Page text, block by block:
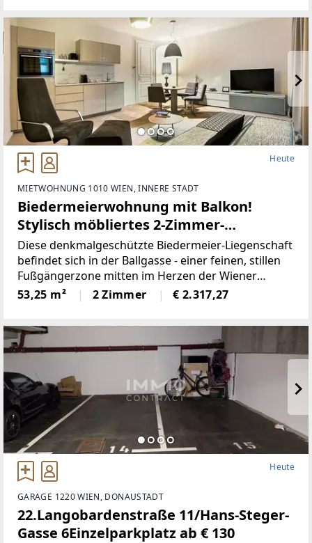
Heute
MIETWOHNUNG 1010 WIEN, INNERE STADT
Biedermeierwohnung mit Balkon!
Stylisch möbliertes 2-Zimmer-
Apartment in Fußgängerzone!
Diese denkmalgeschützte Biedermeier-Liegenschaft
befindet sich in der Ballgasse - einer feinen, stillen
Fußgängerzone mitten im Herzen der Wiener
Innenstadt, die ein bemerkenswertes Ensemble aus
josephinischen Wohnhäusern aufweist. 1772/73
53,25 m² 2 Zimmer € 2.317,27
Heute
GARAGE 1220 WIEN, DONAUSTADT
22.Langobardenstraße 11/Hans-Steger-
Gasse 6Einzelparkplatz ab € 130